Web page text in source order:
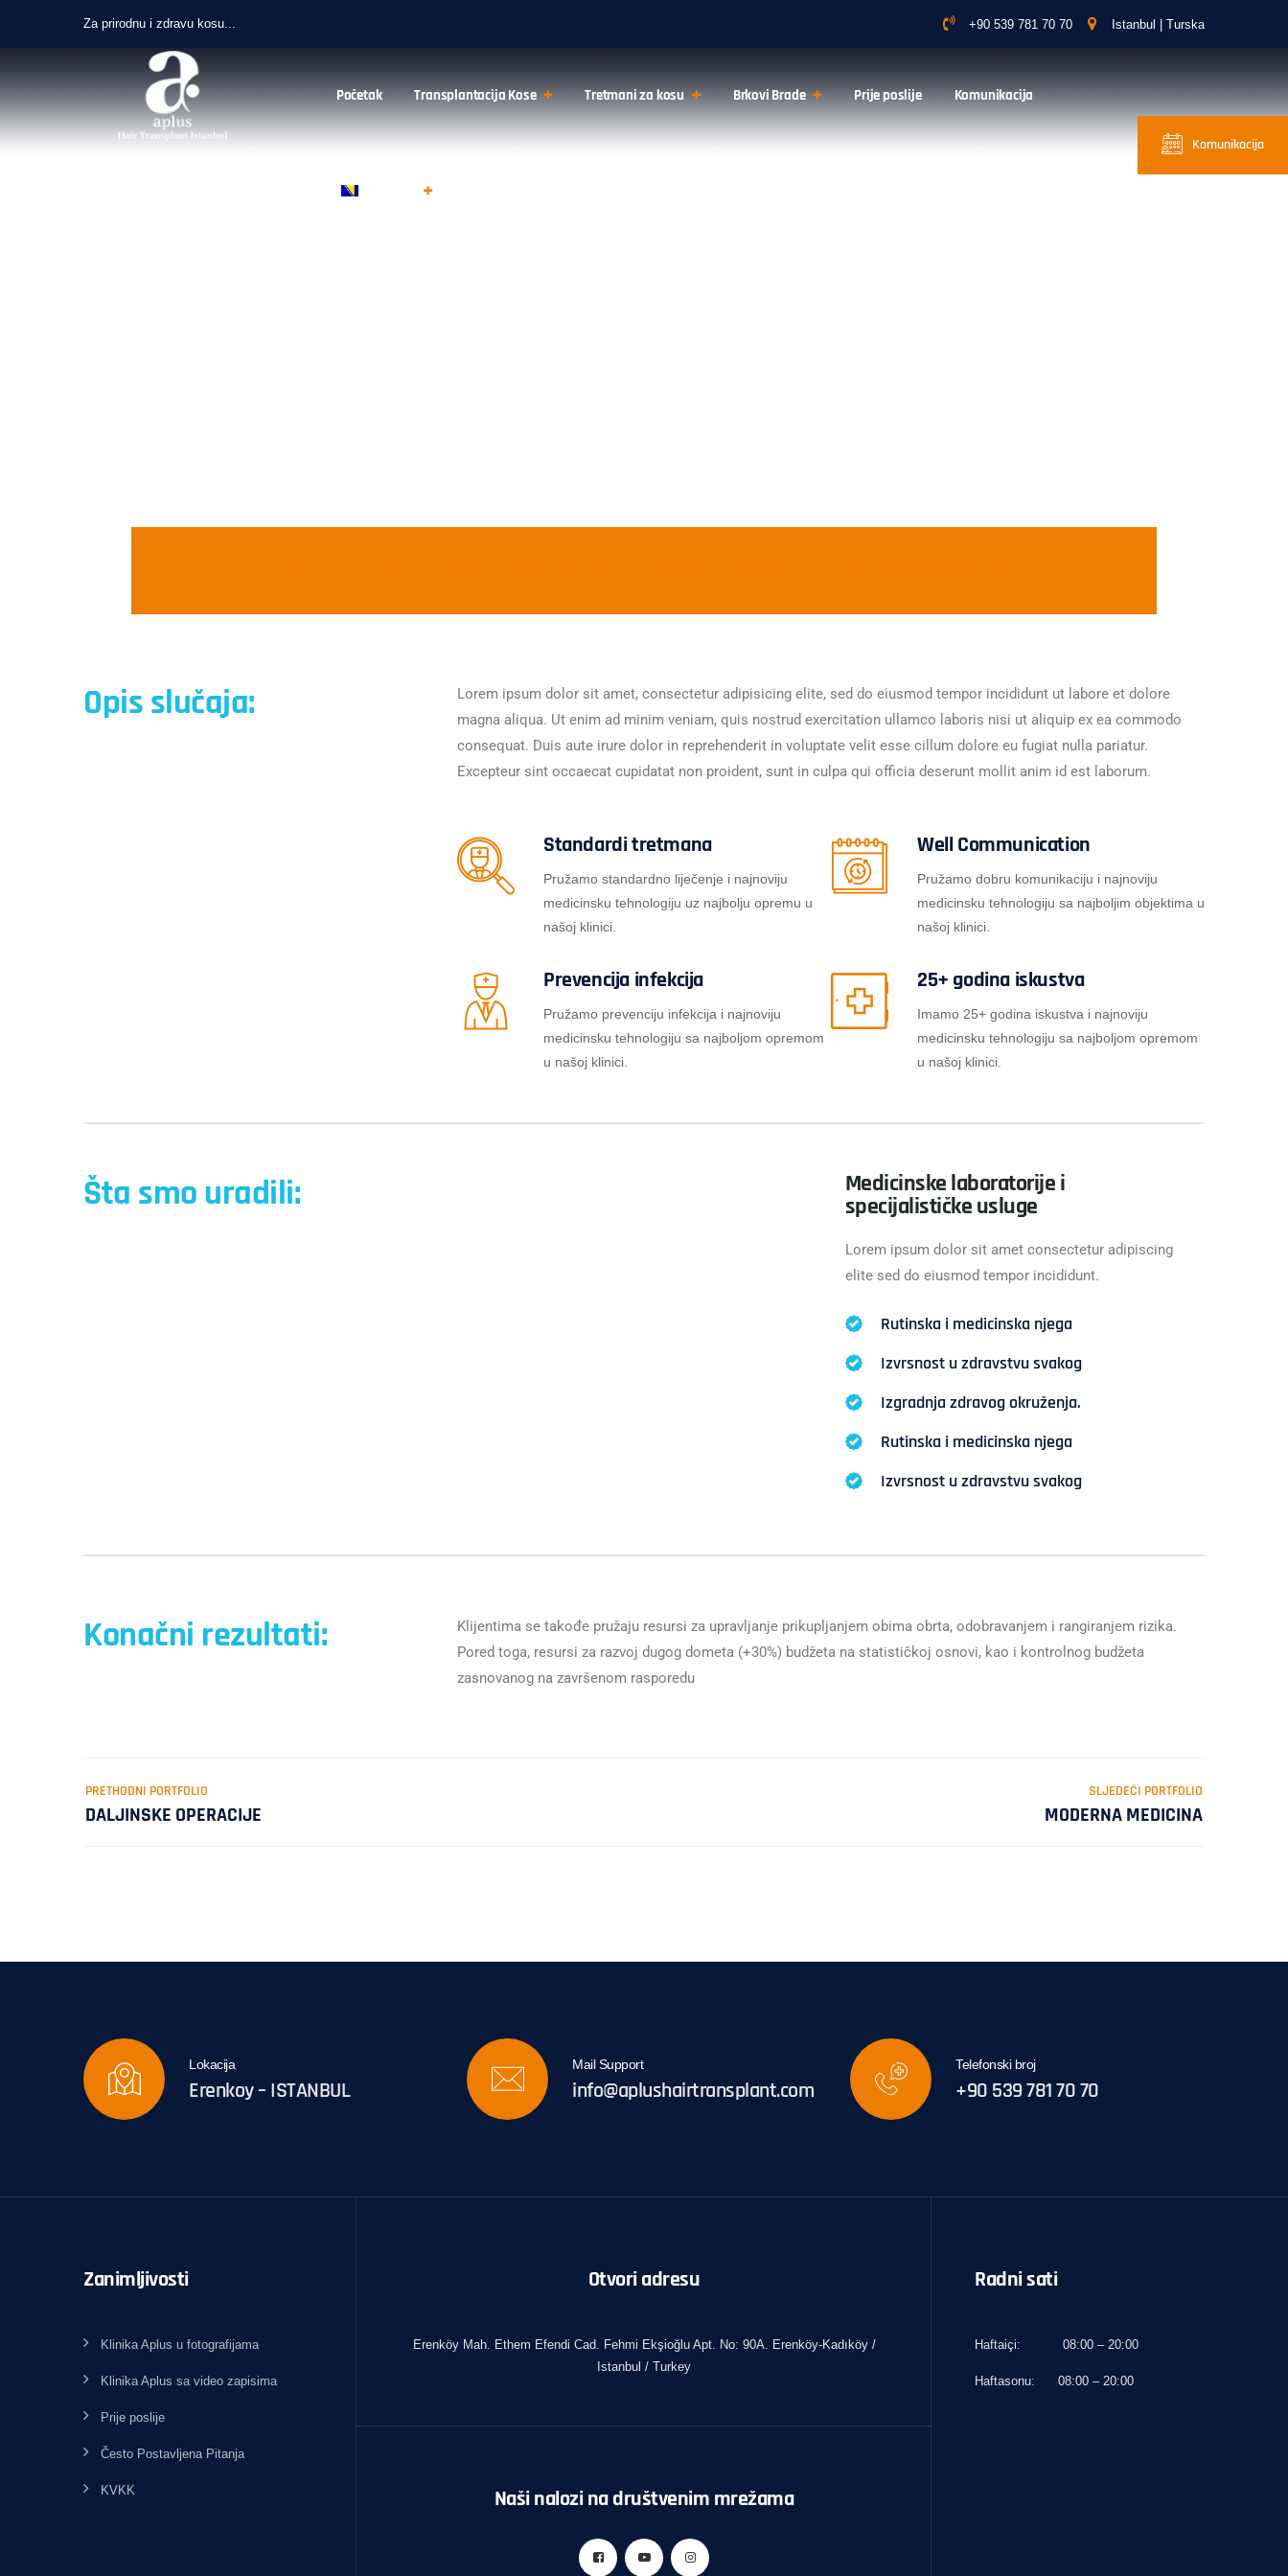
Za prirodnu i zdravu kosu... +90 539 781 70 70 Istanbul | Turska
Početak Transplantacija Kose Tretmani za kosu Brkovi Brade Prije poslije Komunikacija
Komunikacija
Opis slučaja:
Lorem ipsum dolor sit amet, consectetur adipisicing elite, sed do eiusmod tempor incididunt ut labore et dolore
magna aliqua. Ut enim ad minim veniam, quis nostrud exercitation ullamco laboris nisi ut aliquip ex ea commodo
consequat. Duis aute irure dolor in reprehenderit in voluptate velit esse cillum dolore eu fugiat nulla pariatur.
Excepteur sint occaecat cupidatat non proident, sunt in culpa qui officia deserunt mollit anim id est laborum.
Standardi tretmana
Pružamo standardno liječenje i najnoviju
medicinsku tehnologiju uz najbolju opremu u
našoj klinici.
Well Communication
Pružamo dobru komunikaciju i najnoviju
medicinsku tehnologiju sa najboljim objektima u
našoj klinici.
Prevencija infekcija
Pružamo prevenciju infekcija i najnoviju
medicinsku tehnologiju sa najboljom opremom
u našoj klinici.
25+ godina iskustva
Imamo 25+ godina iskustva i najnoviju
medicinsku tehnologiju sa najboljom opremom
u našoj klinici.
Šta smo uradili:
Medicinske laboratorije i
specijalističke usluge
Lorem ipsum dolor sit amet consectetur adipiscing
elite sed do eiusmod tempor incididunt.
Rutinska i medicinska njega
Izvrsnost u zdravstvu svakog
Izgradnja zdravog okruženja.
Rutinska i medicinska njega
Izvrsnost u zdravstvu svakog
Konačni rezultati:
Klijentima se takođe pružaju resursi za upravljanje prikupljanjem obima obrta, odobravanjem i rangiranjem rizika.
Pored toga, resursi za razvoj dugog dometa (+30%) budžeta na statističkoj osnovi, kao i kontrolnog budžeta
zasnovanog na završenom rasporedu
PRETHODNI PORTFOLIO
DALJINSKE OPERACIJE
SLJEDEĆI PORTFOLIO
MODERNA MEDICINA
Lokacija
Erenkoy – ISTANBUL
Mail Support
info@aplushairtransplant.com
Telefonski broj
+90 539 781 70 70
Zanimljivosti
Klinika Aplus u fotografijama
Klinika Aplus sa video zapisima
Prije poslije
Često Postavljena Pitanja
KVKK
Otvori adresu
Erenköy Mah. Ethem Efendi Cad. Fehmi Ekşioğlu Apt. No: 90A. Erenköy-Kadıköy /
Istanbul / Turkey
Naši nalozi na društvenim mrežama
Radni sati
Haftaiçi: 08:00 – 20:00
Haftasonu: 08:00 – 20:00